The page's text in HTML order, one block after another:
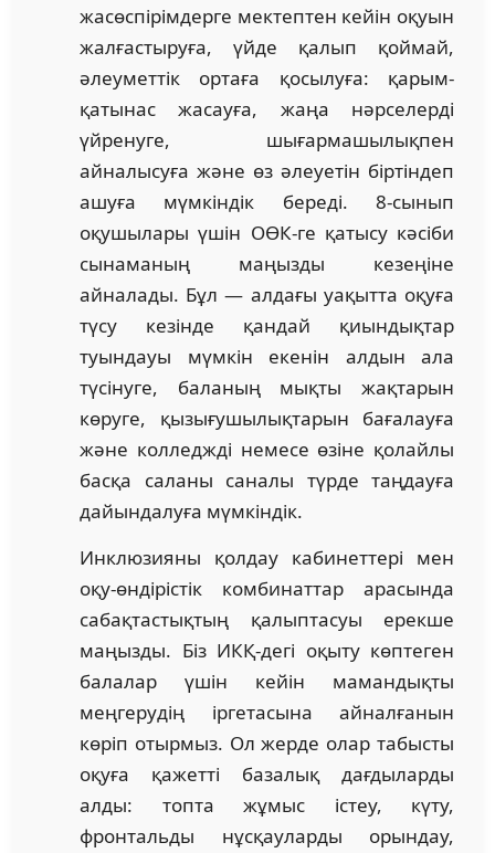
жасөспірімдерге мектептен кейін оқуын
жалғастыруға, үйде қалып қоймай,
әлеуметтік ортаға қосылуға: қарым-
қатынас жасауға, жаңа нәрселерді
үйренуге, шығармашылықпен
айналысуға және өз әлеуетін біртіндеп
ашуға мүмкіндік береді. 8-сынып
оқушылары үшін ОӨК-ге қатысу кәсіби
сынаманың маңызды кезеңіне
айналады. Бұл — алдағы уақытта оқуға
түсу кезінде қандай қиындықтар
туындауы мүмкін екенін алдын ала
түсінуге, баланың мықты жақтарын
көруге, қызығушылықтарын бағалауға
және колледжді немесе өзіне қолайлы
басқа саланы саналы түрде таңдауға
дайындалуға мүмкіндік.
Инклюзияны қолдау кабинеттері мен
оқу-өндірістік комбинаттар арасында
сабақтастықтың қалыптасуы ерекше
маңызды. Біз ИКҚ-дегі оқыту көптеген
балалар үшін кейін мамандықты
меңгерудің іргетасына айналғанын
көріп отырмыз. Ол жерде олар табысты
оқуға қажетті базалық дағдыларды
алды: топта жұмыс істеу, күту,
фронтальды нұсқауларды орындау,